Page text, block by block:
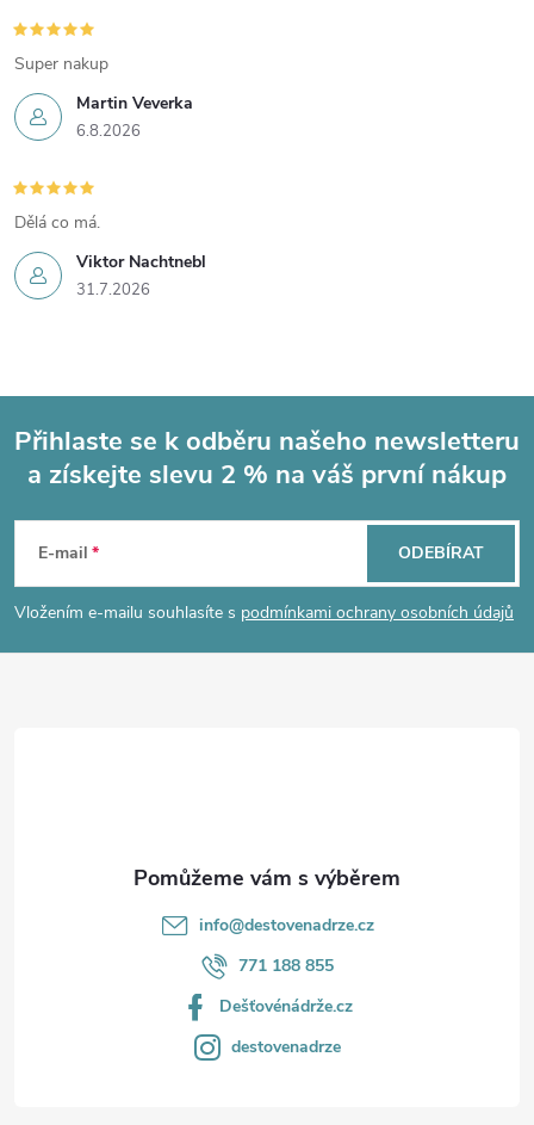
Martin Veverka
6.8.2026
Super nakup
Viktor Nachtnebl
31.7.2026
Dělá co má.
p
Přihlaste se k odběru našeho newsletteru
a získejte slevu 2 % na váš první nákup
E-mail
Vložením e-mailu souhlasíte s podmínkami ochrany osobních údajů
ODEBÍRAT
info@destovenadrze.cz
771 188 855
Dešťovénádrže.cz
destovenadrze